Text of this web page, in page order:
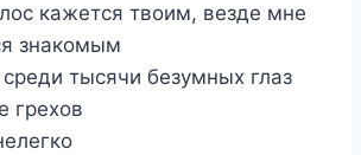
кажется твоим, везде мне
знакомым
тысячи безумных глаз
грехов